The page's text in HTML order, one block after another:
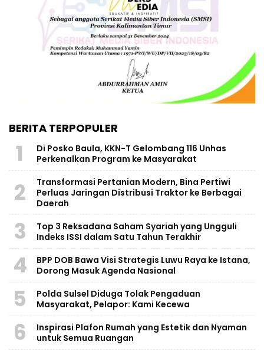
BERITA TERPOPULER
1
Di Posko Baula, KKN-T Gelombang 116 Unhas
Perkenalkan Program ke Masyarakat
2
Transformasi Pertanian Modern, Bina Pertiwi
Perluas Jaringan Distribusi Traktor ke Berbagai
Daerah
3
Top 3 Reksadana Saham Syariah yang Ungguli
Indeks ISSI dalam Satu Tahun Terakhir
4
BPP DOB Bawa Visi Strategis Luwu Raya ke Istana,
Dorong Masuk Agenda Nasional
5
Polda Sulsel Diduga Tolak Pengaduan
Masyarakat, Pelapor: Kami Kecewa
6
Inspirasi Plafon Rumah yang Estetik dan Nyaman
untuk Semua Ruangan